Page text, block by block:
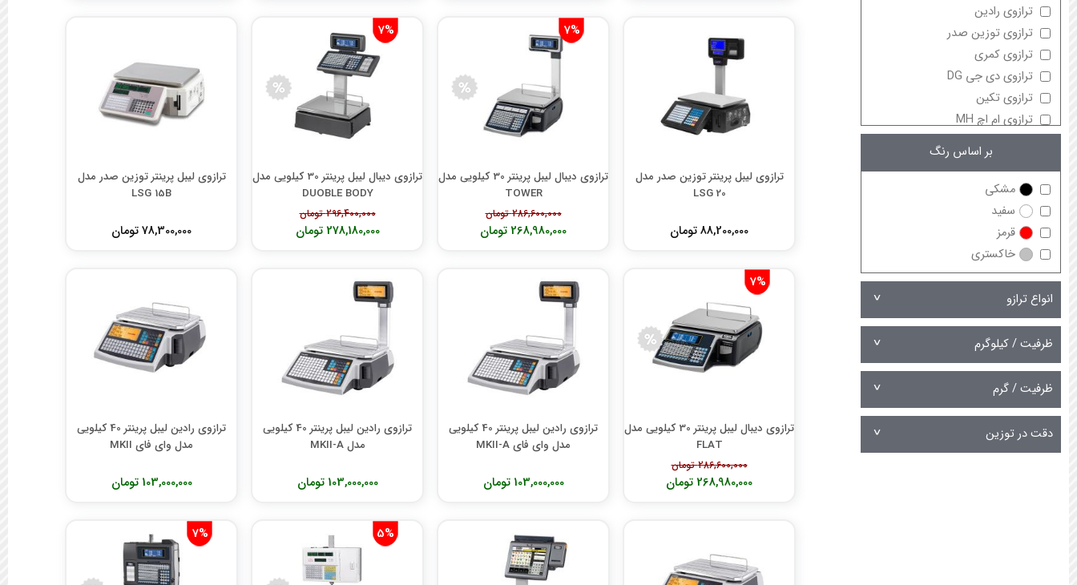
ترازوی رادین
ترازوی توزین صدر
ترازوی کمری
ترازوی دی جی DG
ترازوی تکین
ترازوی ام اچ MH
ترازوی کس CAS
ترازوی ساتریو
ترازوی ای سی یو ACU
ترازوی دیبال
ترازوی اعتماد
ترازوی صبا
ترازوی سروین
ترازوی نوت بوک
ترازوی ای ان دی AND
ترازوی سارتریوس
ترازوی کیا
ترازوی آدام
بر اساس رنگ
مشکی
سفید
قرمز
خاکستری
انواع ترازو
ظرفیت / کیلوگرم
ظرفیت / گرم
دقت در توزین
ترازوی لیبل پرینتر توزین صدر مدل
LSG 20
88,200,000 تومان
7%
ترازوی دیبال لیبل پرینتر 30 کیلویی مدل
TOWER
286,600,000 تومان
268,980,000 تومان
7%
ترازوی دیبال لیبل پرینتر 30 کیلویی مدل
DUOBLE BODY
296,400,000 تومان
278,180,000 تومان
ترازوی لیبل پرینتر توزین صدر مدل
LSG 15B
78,300,000 تومان
7%
ترازوی دیبال لیبل پرینتر 30 کیلویی مدل
FLAT
286,600,000 تومان
268,980,000 تومان
ترازوی رادین لیبل پرینتر 40 کیلویی
مدل وای فای MKII-A
103,000,000 تومان
ترازوی رادین لیبل پرینتر 40 کیلویی
مدل MKII-A
103,000,000 تومان
ترازوی رادین لیبل پرینتر 40 کیلویی
مدل وای فای MKII
103,000,000 تومان
5%
7%